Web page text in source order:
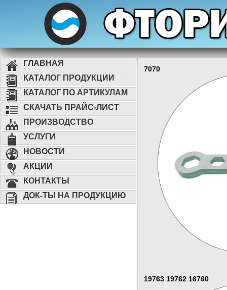
ГЛАВНАЯ
КАТАЛОГ ПРОДУКЦИИ
КАТАЛОГ ПО АРТИКУЛАМ
СКАЧАТЬ ПРАЙС-ЛИСТ
ПРОИЗВОДСТВО
УСЛУГИ
НОВОСТИ
АКЦИИ
КОНТАКТЫ
ДОК-ТЫ НА ПРОДУКЦИЮ
7070
19763 19762 16760